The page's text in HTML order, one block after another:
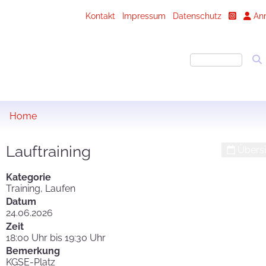
Kontakt Impressum Datenschutz
Home
Lauftraining
Kategorie
Training, Laufen
Datum
24.06.2026
Zeit
18:00 Uhr bis 19:30 Uhr
Bemerkung
KGSE-Platz